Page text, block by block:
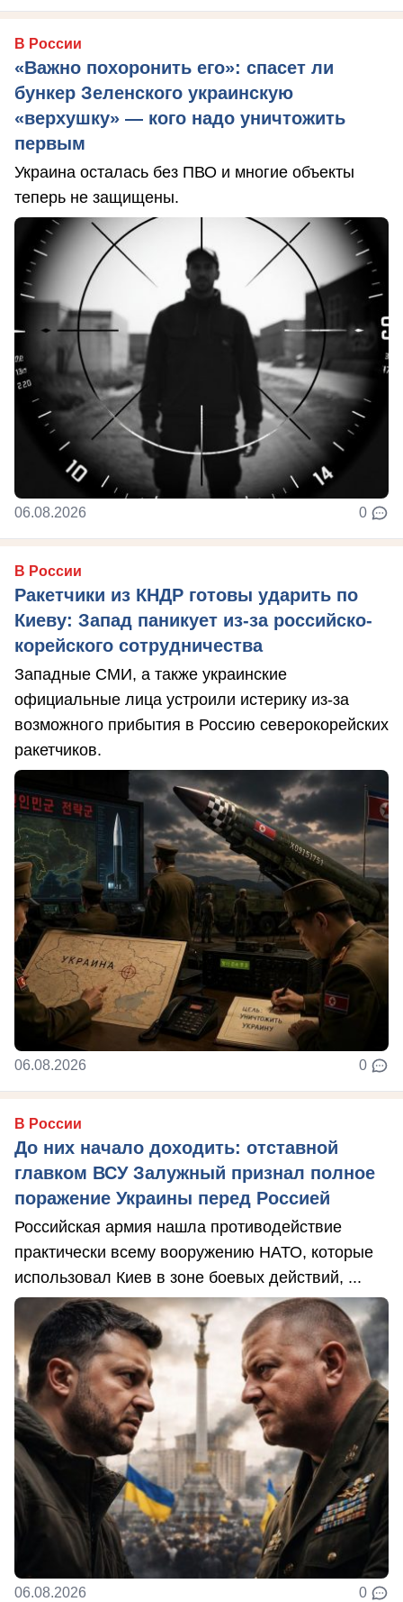
В России
«Важно похоронить его»: спасет ли
бункер Зеленского украинскую
«верхушку» — кого надо уничтожить
первым
Украина осталась без ПВО и многие объекты
теперь не защищены.
06.08.2026 0
В России
Ракетчики из КНДР готовы ударить по
Киеву: Запад паникует из-за российско-
корейского сотрудничества
Западные СМИ, а также украинские
официальные лица устроили истерику из-за
возможного прибытия в Россию северокорейских
ракетчиков.
06.08.2026 0
В России
До них начало доходить: отставной
главком ВСУ Залужный признал полное
поражение Украины перед Россией
Российская армия нашла противодействие
практически всему вооружению НАТО, которые
использовал Киев в зоне боевых действий, ...
06.08.2026 0